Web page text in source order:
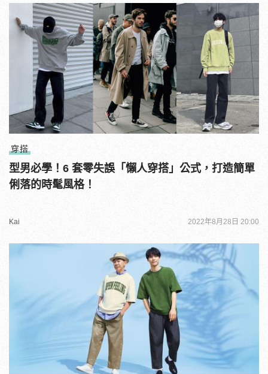
穿搭
型男必學！6 套零失誤「懶人穿搭」公式，打造簡單
俐落的時髦風格！
Kai 2022年8月28日 20:00